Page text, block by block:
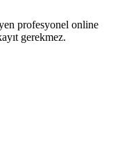
profesyonel online
gerekmez.